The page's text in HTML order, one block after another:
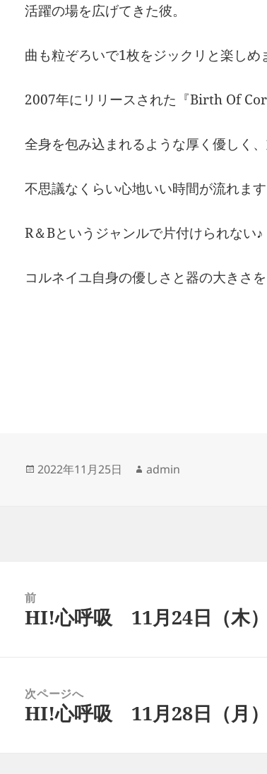
活躍の場を広げてきた彼。
曲も粒ぞろいで1枚をジックリと楽しめ
2007年にリリースされた『Birth Of
全身を包み込まれるような厚く優しく
不思議なくらい心地いい時間が流れま
R＆Bというジャンルで片付けられない♪
コルネイユ自身の優しさと器の大きさ
投
2022年11月25日
作
admin
前
前
HI!心呼吸 11月24日（木
次ページへ
次
HI!心呼吸 11月28日（月